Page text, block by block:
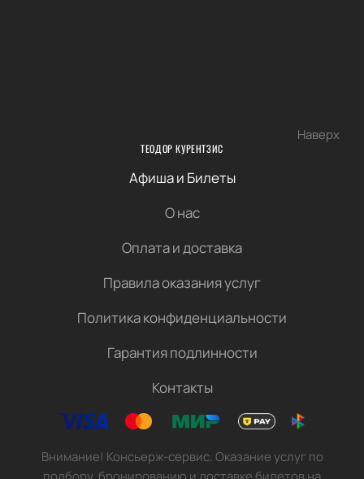
Наверх
ТЕОДОР КУРЕНТЗИС
Афиша и Билеты
О нас
Оплата и доставка
Правила оказания услуг
Политика конфиденциальности
Гарантия подлинности
Контакты
Внимание! Консьерж-сервис. Оказание услуг по